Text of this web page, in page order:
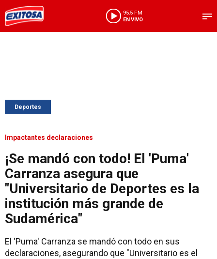
95.5 FM
EN VIVO
Deportes
Impactantes declaraciones
¡Se mandó con todo! El 'Puma'
Carranza asegura que
"Universitario de Deportes es la
institución más grande de
Sudamérica"
El 'Puma' Carranza se mandó con todo en sus
declaraciones, asegurando que "Universitario es el